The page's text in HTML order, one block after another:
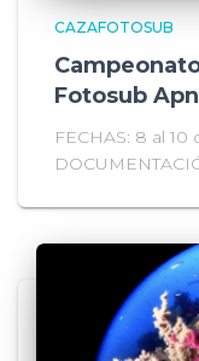
CAZAFOTOSUB
Fotosub
FECHAS: 8 al